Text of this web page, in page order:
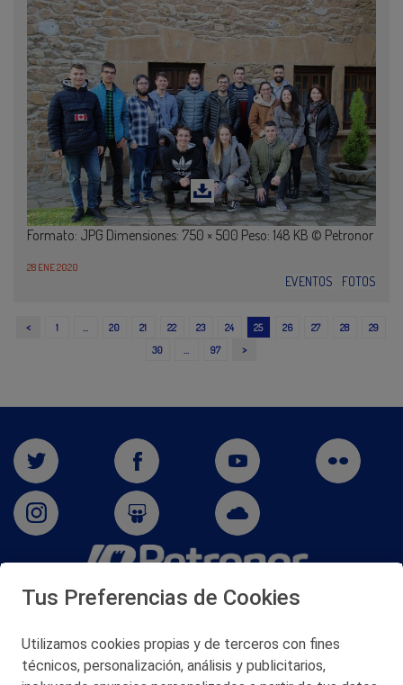
Formato: JPG Dimensiones: 750 × 500 Peso: 148 KB © Petronor
28 ENE 2020
EVENTOS FOTOS
< 1 20 21 22 23 24 25 26 27 28
29
30
97 >
San Martín 5-Edificio Muñatones,
© 2026 Petronor S.A.
Tus Preferencias de Cookies
Utilizamos cookies propias y de terceros con fines
técnicos, personalización, análisis y publicitarios,